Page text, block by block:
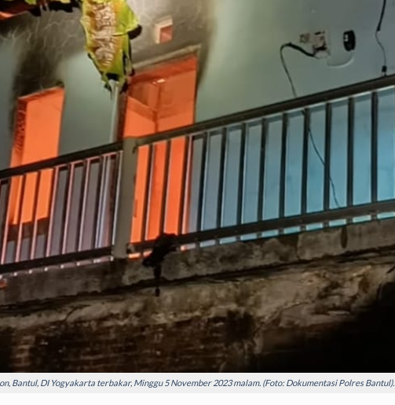
Bantul, DI Yogyakarta terbakar, Minggu 5 November 2023 malam. (Foto: Dokumentasi Polres Bantul).